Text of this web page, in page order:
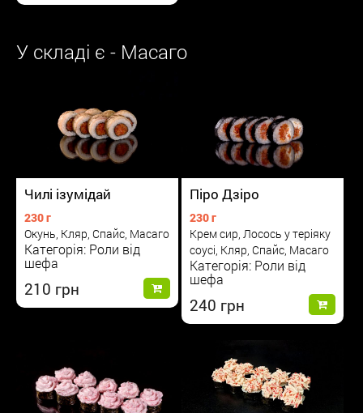
У складі є - Масаго
Чилі ізумідай
230 г
Окунь, Кляр, Спайс, Масаго
Категорія: Роли від
шефа
210
Піро Дзіро
230 г
Крем сир, Лосось у теріяку
соусі, Кляр, Спайс, Масаго
Категорія: Роли від
шефа
240